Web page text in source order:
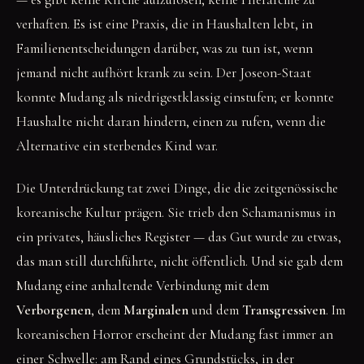
verhaften. Es ist eine Praxis, die in Haushalten lebt, in
Familienentscheidungen darüber, was zu tun ist, wenn
jemand nicht aufhört krank zu sein. Der Joseon-Staat
konnte Mudang als niedrigestklassig einstufen; er konnte
Haushalte nicht daran hindern, einen zu rufen, wenn die
Alternative ein sterbendes Kind war.
Die Unterdrückung tat zwei Dinge, die die zeitgenössische
koreanische Kultur prägen. Sie trieb den Schamanismus in
ein privates, häusliches Register — das Gut wurde zu etwas,
das man still durchführte, nicht öffentlich. Und sie gab dem
Mudang eine anhaltende Verbindung mit dem
Verborgenen, demMarginalenund demTransgressiven. Im
koreanischen Horror erscheint der Mudang fast immer an
einer Schwelle: am Rand eines Grundstücks, in der